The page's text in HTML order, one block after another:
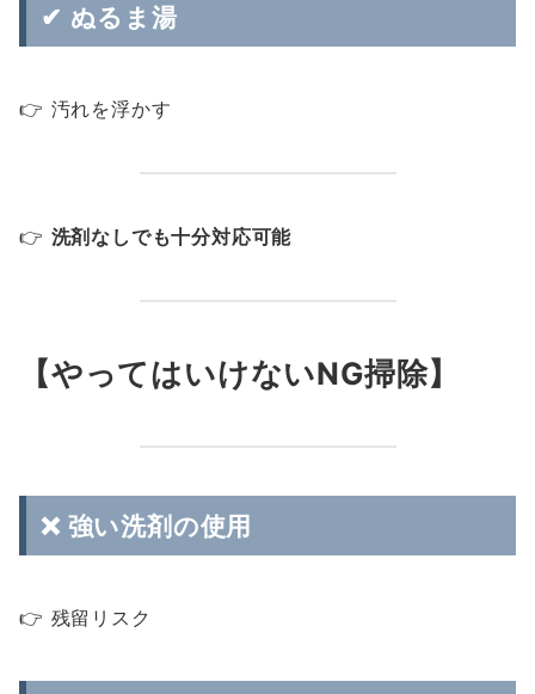
✔ ぬるま湯
👉 汚れを浮かす
👉 洗剤なしでも十分対応可能
【やってはいけないNG掃除】
❌ 強い洗剤の使用
👉 残留リスク